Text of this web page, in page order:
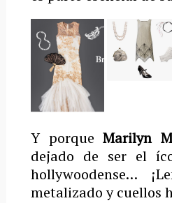
Y porqueMarilyn
dejado de ser el
hollywoodense…
metalizado y cuellos